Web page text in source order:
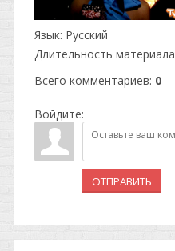
Язык: Русский
Длительность материала
Всего комментариев: 0
Войдите:
ОТПРАВИТЬ